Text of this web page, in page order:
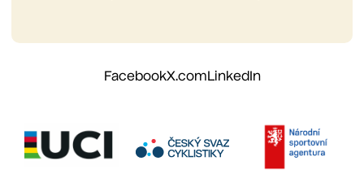
FacebookX.comLinkedIn